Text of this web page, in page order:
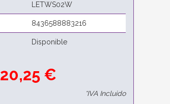
LETWS02W
8436588883216
Disponible
20,25 €
*IVA Incluido